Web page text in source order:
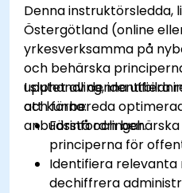
Denna instruktörsledda,
Östergötland (online
yrkesverksamma på
och behärska
upphandling, identifiera
och förbereda
anbudsinfordringar.
I slutet av denna
att kunna:
Förstå och
principerna för
Identifiera
dechiffrera